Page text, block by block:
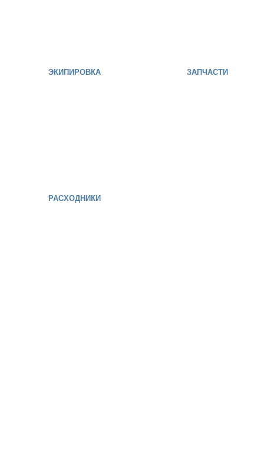
ЭКИПИРОВКА ЗАПЧАСТИ
РАСХОДНИКИ